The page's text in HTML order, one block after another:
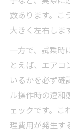
中古車購
中古
目
中古
失敗
ク法
中古
数あります。こ
大きく左右しま
一方で、試乗時
とえば、エア
いるかを必ず確
ル操作時の違和
ェックです。こ
理費用が発生す